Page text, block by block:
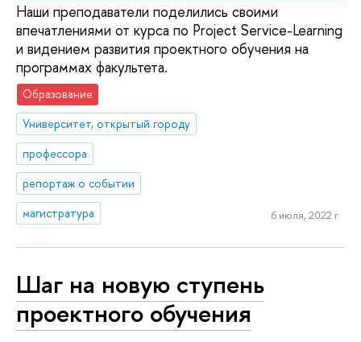
Наши преподаватели поделились своими
впечатлениями от курса по Project Service-Learning
и видением развития проектного обучения на
программах факультета.
Образование
Университет, открытый городу
профессора
репортаж о событии
магистратура
6 июля, 2022 г.
Шаг на новую ступень
проектного обучения